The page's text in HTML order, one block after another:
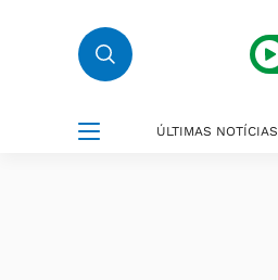
ÚLTIMAS NOTÍCIAS